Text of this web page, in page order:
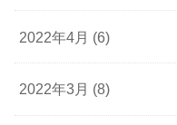
2022年4月 (6)
2022年3月 (8)